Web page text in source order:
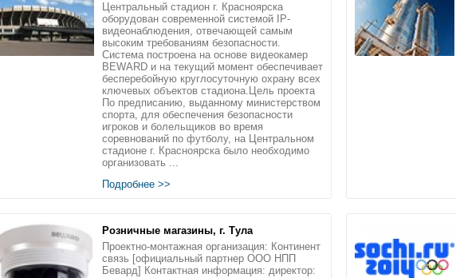
Центральный стадион г. Красноярска
оборудован современной системой IP-
видеонаблюдения, отвечающей самым
высоким требованиям безопасности.
Система построена на основе видеокамер
BEWARD и на текущий момент обеспечивает
бесперебойную круглосуточную охрану всех
ключевых объектов стадиона.Цель проекта
По предписанию, выданному министерством
спорта, для обеспечения безопасности
игроков и болельщиков во время
соревнований по футболу, на Центральном
стадионе г. Красноярска было необходимо
организовать ...
Подробнее >>
Розничные магазины, г. Тула
Проектно-монтажная организация: Континент
связь [официальный партнер ООО НПП
Бевард] Контактная информация: директор: